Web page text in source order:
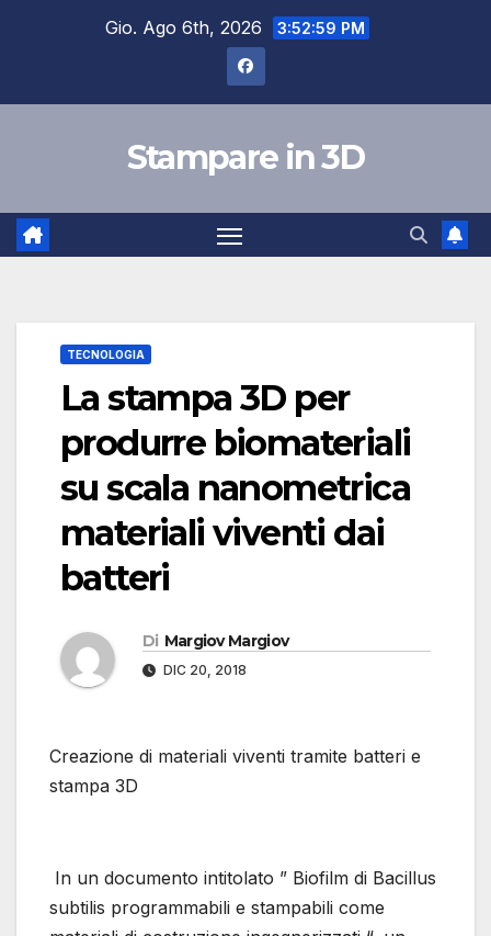
Gio. Ago 6th, 2026 3:52:59 PM
Stampare in 3D
TECNOLOGIA
La stampa 3D per
produrre biomateriali
su scala nanometrica
materiali viventi dai
batteri
Di Margiov Margiov
DIC 20, 2018
Creazione di materiali viventi tramite batteri e
stampa 3D
In un documento intitolato ” Biofilm di Bacillus
subtilis programmabili e stampabili come